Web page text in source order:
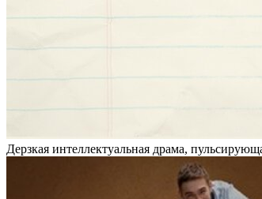
Дерзкая интеллектуальная драма,